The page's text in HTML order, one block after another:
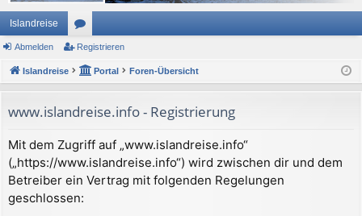
Islandreise
or
en
Abmelden Registrieren
Islandreise Portal Foren-Übersicht
www.islandreise.info - Registrierung
Mit dem Zugriff auf „www.islandreise.info“
(„https://www.islandreise.info“) wird zwischen dir und dem
Betreiber ein Vertrag mit folgenden Regelungen
geschlossen: